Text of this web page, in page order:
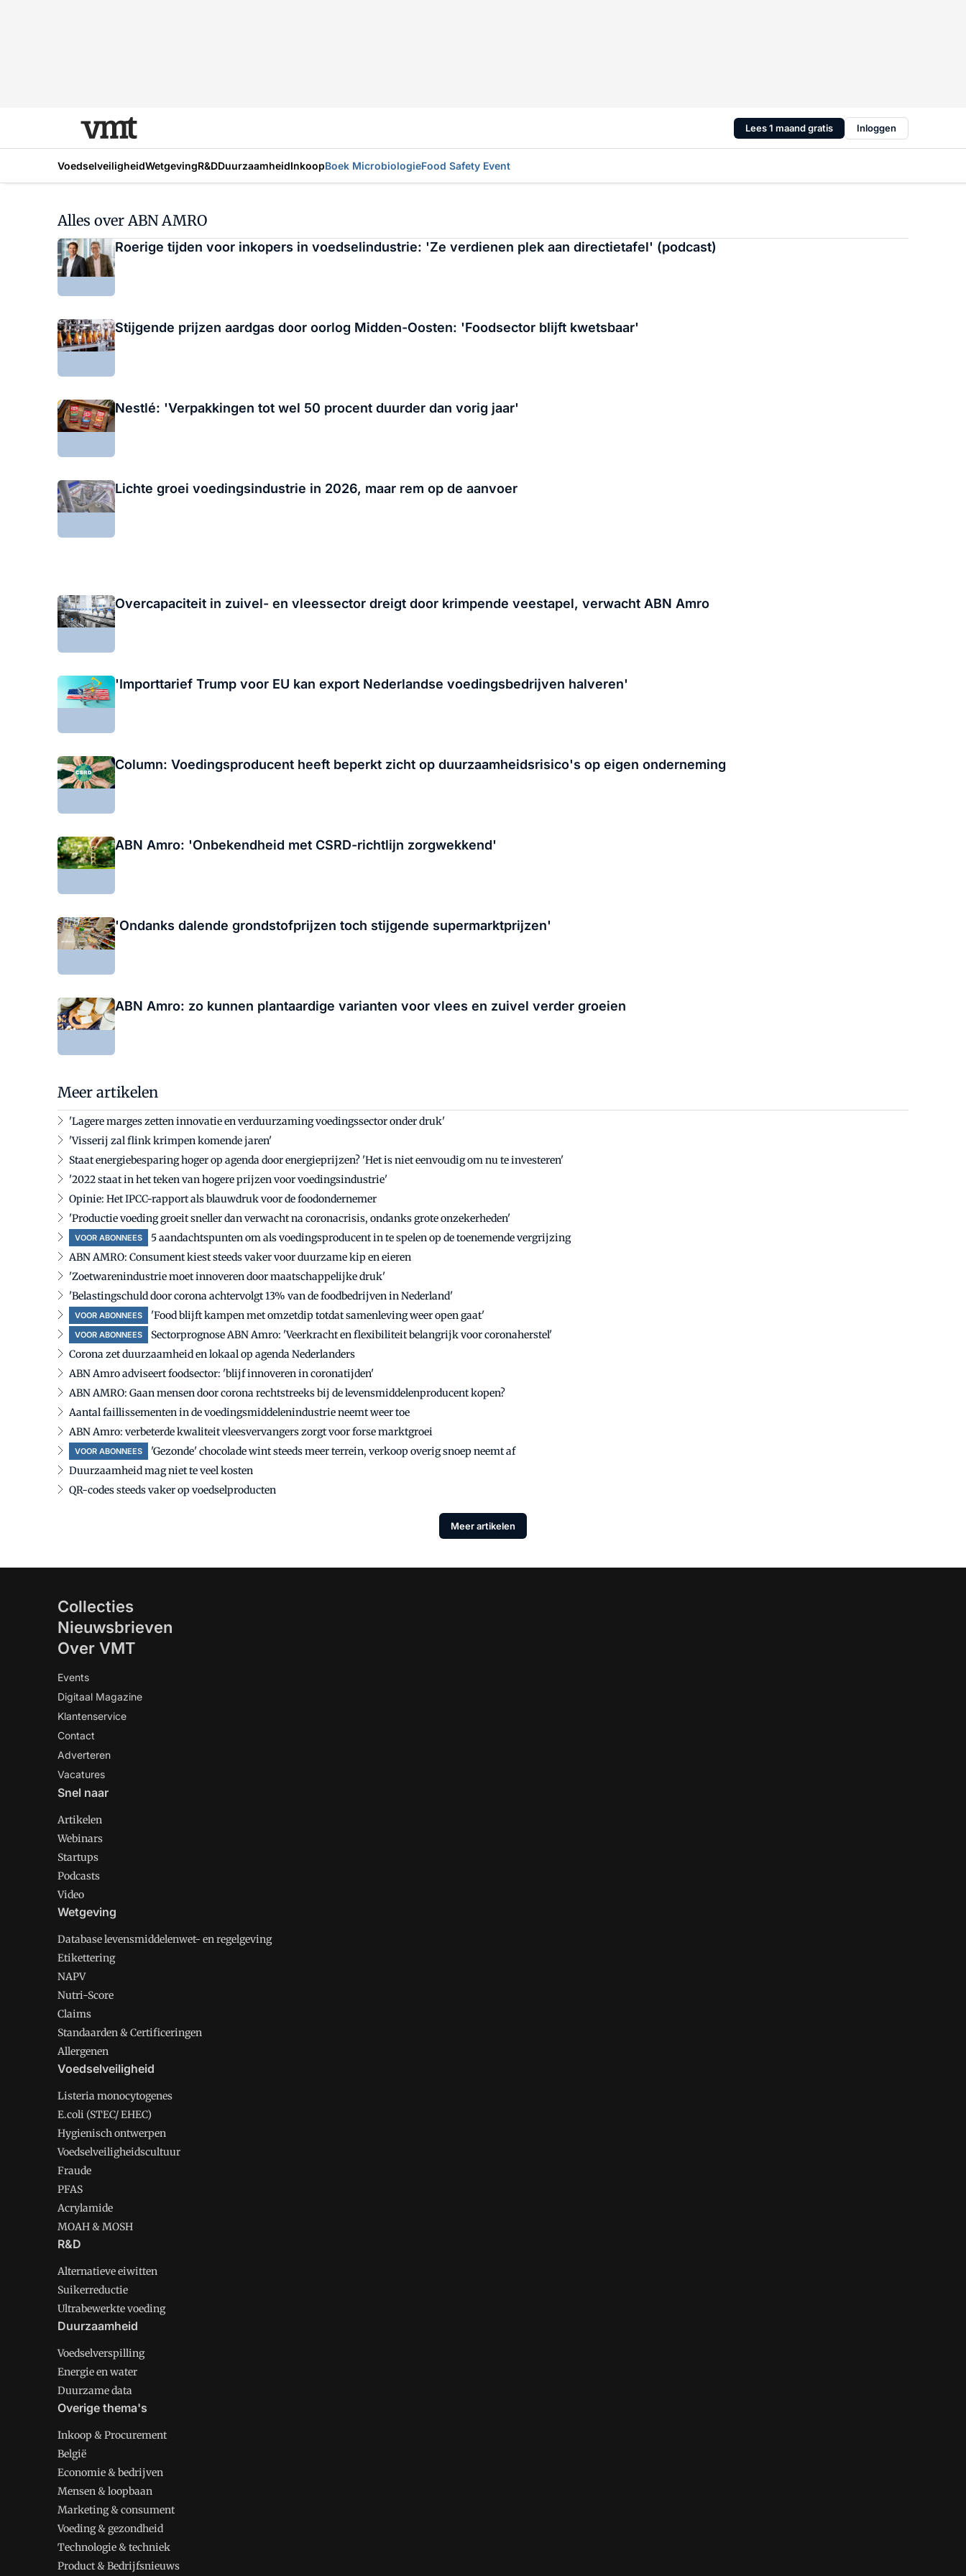
Lees 1 maand gratis Inloggen
VoedselveiligheidWetgevingR&DDuurzaamheidInkoopBoek MicrobiologieFood Safety Event
Alles over ABN AMRO
Roerige tijden voor inkopers in voedselindustrie: 'Ze verdienen plek aan directietafel' (podcast)
Stijgende prijzen aardgas door oorlog Midden-Oosten: 'Foodsector blijft kwetsbaar'
Nestlé: 'Verpakkingen tot wel 50 procent duurder dan vorig jaar'
Lichte groei voedingsindustrie in 2026, maar rem op de aanvoer
Overcapaciteit in zuivel- en vleessector dreigt door krimpende veestapel, verwacht ABN Amro
'Importtarief Trump voor EU kan export Nederlandse voedingsbedrijven halveren'
Column: Voedingsproducent heeft beperkt zicht op duurzaamheidsrisico's op eigen onderneming
ABN Amro: 'Onbekendheid met CSRD-richtlijn zorgwekkend'
'Ondanks dalende grondstofprijzen toch stijgende supermarktprijzen'
ABN Amro: zo kunnen plantaardige varianten voor vlees en zuivel verder groeien
Meer artikelen
'Lagere marges zetten innovatie en verduurzaming voedingssector onder druk'
'Visserij zal flink krimpen komende jaren'
Staat energiebesparing hoger op agenda door energieprijzen? 'Het is niet eenvoudig om nu te investeren'
'2022 staat in het teken van hogere prijzen voor voedingsindustrie'
Opinie: Het IPCC-rapport als blauwdruk voor de foodondernemer
'Productie voeding groeit sneller dan verwacht na coronacrisis, ondanks grote onzekerheden'
VOOR ABONNEES
5 aandachtspunten om als voedingsproducent in te spelen op de toenemende vergrijzing
ABN AMRO: Consument kiest steeds vaker voor duurzame kip en eieren
'Zoetwarenindustrie moet innoveren door maatschappelijke druk'
'Belastingschuld door corona achtervolgt 13% van de foodbedrijven in Nederland'
VOOR ABONNEES 'Food blijft kampen met omzetdip totdat samenleving weer open gaat'
VOOR ABONNEES
Sectorprognose ABN Amro: 'Veerkracht en flexibiliteit belangrijk voor coronaherstel'
Corona zet duurzaamheid en lokaal op agenda Nederlanders
ABN Amro adviseert foodsector: 'blijf innoveren in coronatijden'
ABN AMRO: Gaan mensen door corona rechtstreeks bij de levensmiddelenproducent kopen?
Aantal faillissementen in de voedingsmiddelenindustrie neemt weer toe
ABN Amro: verbeterde kwaliteit vleesvervangers zorgt voor forse marktgroei
VOOR ABONNEES
'Gezonde' chocolade wint steeds meer terrein, verkoop overig snoep neemt af
Duurzaamheid mag niet te veel kosten
QR-codes steeds vaker op voedselproducten
Meer artikelen
Collecties
Nieuwsbrieven
Over VMT
Events
Digitaal Magazine
Klantenservice
Contact
Adverteren
Vacatures
Snel naar
Artikelen
Webinars
Startups
Podcasts
Video
Wetgeving
Database levensmiddelenwet- en regelgeving
Etikettering
NAPV
Nutri-Score
Claims
Standaarden & Certificeringen
Allergenen
Voedselveiligheid
Listeria monocytogenes
E.coli (STEC/ EHEC)
Hygienisch ontwerpen
Voedselveiligheidscultuur
Fraude
PFAS
Acrylamide
MOAH & MOSH
R&D
Alternatieve eiwitten
Suikerreductie
Ultrabewerkte voeding
Duurzaamheid
Voedselverspilling
Energie en water
Duurzame data
Overige thema's
Inkoop & Procurement
België
Economie & bedrijven
Mensen & loopbaan
Marketing & consument
Voeding & gezondheid
Technologie & techniek
Product & Bedrijfsnieuws